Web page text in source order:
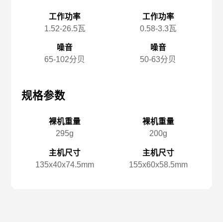
工作功率
1.52-26.5瓦
噪音
65-102分贝
规格参数
裸机重量
295g
主机尺寸
135x️40x️74.5mm
工作功率
0.58-3.3瓦
噪音
50-63分贝
裸机重量
200g
主机尺寸
155x️60x️58.5mm